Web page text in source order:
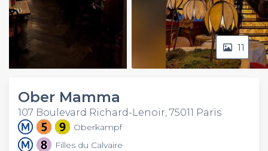
Play
Video
11
Ober Mamma
107 Boulevard Richard-Lenoir, 75011 Paris
Oberkampf
Filles du Calvaire